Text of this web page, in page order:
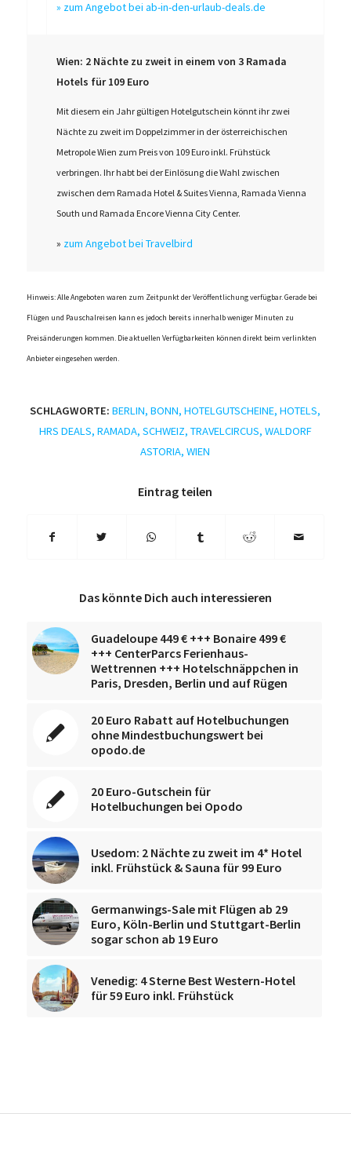
» zum Angebot bei ab-in-den-urlaub-deals.de
Wien: 2 Nächte zu zweit in einem von 3 Ramada
Hotels für 109 Euro
Mit diesem ein Jahr gültigen Hotelgutschein könnt ihr zwei
Nächte zu zweit im Doppelzimmer in der österreichischen
Metropole Wien zum Preis von 109 Euro inkl. Frühstück
verbringen. Ihr habt bei der Einlösung die Wahl zwischen
zwischen dem Ramada Hotel & Suites Vienna, Ramada Vienna
South und Ramada Encore Vienna City Center.
» zum Angebot bei Travelbird
Hinweis: Alle Angeboten waren zum Zeitpunkt der Veröffentlichung verfügbar. Gerade bei
Flügen und Pauschalreisen kann es jedoch bereits innerhalb weniger Minuten zu
Preisänderungen kommen. Die aktuellen Verfügbarkeiten können direkt beim verlinkten
Anbieter eingesehen werden.
SCHLAGWORTE: BERLIN,BONN,HOTELGUTSCHEINE,HOTELS,
HRS DEALS, RAMADA, SCHWEIZ, TRAVELCIRCUS, WALDORF
ASTORIA,WIEN
Eintrag teilen
Das könnte Dich auch interessieren
Guadeloupe 449 € +++ Bonaire 499 €
+++ CenterParcs Ferienhaus-
Wettrennen +++ Hotelschnäppchen in
Paris, Dresden, Berlin und auf Rügen
20 Euro Rabatt auf Hotelbuchungen
ohne Mindestbuchungswert bei
opodo.de
20 Euro-Gutschein für
Hotelbuchungen bei Opodo
Usedom: 2 Nächte zu zweit im 4* Hotel
inkl. Frühstück & Sauna für 99 Euro
Germanwings-Sale mit Flügen ab 29
Euro, Köln-Berlin und Stuttgart-Berlin
sogar schon ab 19 Euro
Venedig: 4 Sterne Best Western-Hotel
für 59 Euro inkl. Frühstück